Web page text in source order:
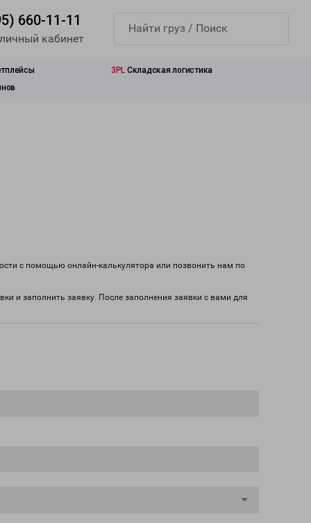
660-11-11
кабинет
3PL Складская логистика
с помощью онлайн-калькулятора или позвонить нам по
и заполнить заявку. После заполнения заявки с вами для